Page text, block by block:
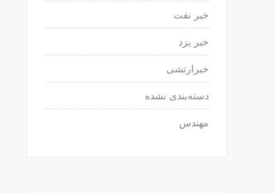
خبر نفت
خبر یزد
خبرارتشی
دسته‌بندی نشده
مهندس